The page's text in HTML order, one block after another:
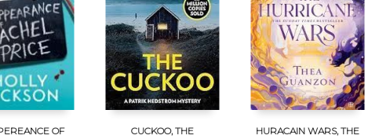
OF
CUCKOO, THE HURACAIN WARS, THE